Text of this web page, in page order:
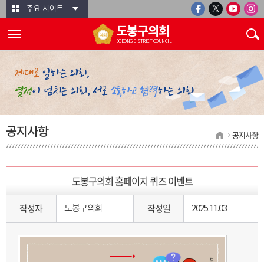
본문바로가기주요 사이트
도봉구의회
DOBONG DISTRICT COUNCIL
공지사항 공지사항
도봉구의회 홈페이지 퀴즈 이벤트
작성자 도봉구의회 작성일 2025.11.03